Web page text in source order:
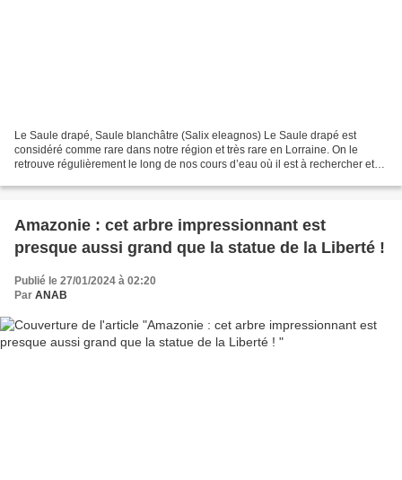
Le Saule drapé, Saule blanchâtre (Salix eleagnos) Le Saule drapé est
considéré comme rare dans notre région et très rare en Lorraine. On le
retrouve régulièrement le long de nos cours d’eau où il est à rechercher et
Amazonie : cet arbre impressionnant est
presque aussi grand que la statue de la Liberté !
Publié le 27/01/2024 à 02:20
Par ANAB